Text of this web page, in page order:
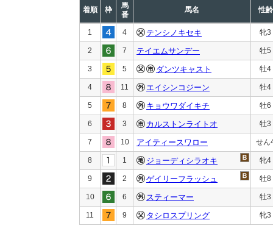
着順 枠
馬
番
馬名 性齢
1 4 テンシノキセキ 牝3
2 7 テイエムサンデー 牡5
3 5 ダンツキャスト 牡4
4 11 エイシンコジーン 牡4
5 8 キョウワダイキチ 牡6
6 3 カルストンライトオ 牡3
7 10 アイティースワロー せん
8 1 ジョーディシラオキ 牝4
9 2 ゲイリーフラッシュ 牡8
10 6 スティーマー 牡3
11 9 タシロスプリング 牝3